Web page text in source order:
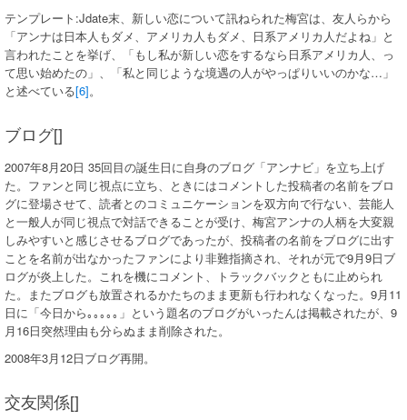
テンプレート:Jdate末、新しい恋について訊ねられた梅宮は、友人らから
「アンナは日本人もダメ、アメリカ人もダメ、日系アメリカ人だよね」と
言われたことを挙げ、「もし私が新しい恋をするなら日系アメリカ人、っ
て思い始めたの」、「私と同じような境遇の人がやっぱりいいのかな…」
と述べている[6]。
ブログ[]
2007年8月20日 35回目の誕生日に自身のブログ「アンナビ」を立ち上げ
た。ファンと同じ視点に立ち、ときにはコメントした投稿者の名前をブロ
グに登場させて、読者とのコミュニケーションを双方向で行ない、芸能人
と一般人が同じ視点で対話できることが受け、梅宮アンナの人柄を大変親
しみやすいと感じさせるブログであったが、投稿者の名前をブログに出す
ことを名前が出なかったファンにより非難指摘され、それが元で9月9日ブ
ログが炎上した。これを機にコメント、トラックバックともに止められ
た。またブログも放置されるかたちのまま更新も行われなくなった。9月11
日に「今日から｡｡｡｡｡」という題名のブログがいったんは掲載されたが、9
月16日突然理由も分らぬまま削除された。
2008年3月12日ブログ再開。
交友関係[]